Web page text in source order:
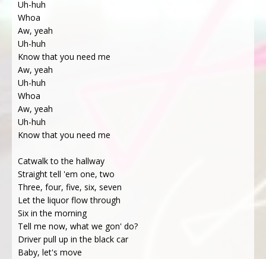
Uh-huh
Whoa
Aw, yeah
Uh-huh
Know that you need me
Aw, yeah
Uh-huh
Whoa
Aw, yeah
Uh-huh
Know that you need me
Catwalk to the hallway
Straight tell 'em one, two
Three, four, five, six, seven
Let the liquor flow through
Six in the morning
Tell me now, what we gon' do?
Driver pull up in the black car
Baby, let's move